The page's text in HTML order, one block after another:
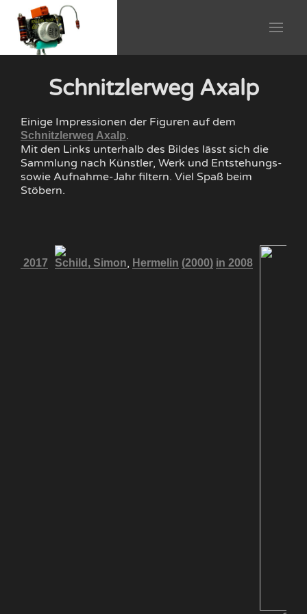
Schnitzlerweg Axalp
Einige Impressionen der Figuren auf dem
Schnitzlerweg Axalp.
Mit den Links unterhalb des Bildes lässt sich die
Sammlung nach Künstler, Werk und Entstehungs-
sowie Aufnahme-Jahr filtern. Viel Spaß beim
Stöbern.
in 2017 Schild, Simon, Hermelin (2000) in 2008